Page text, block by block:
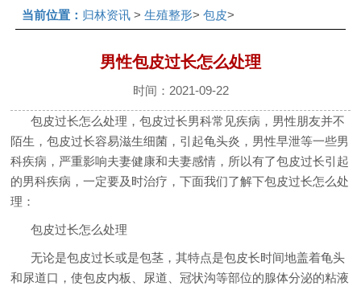
当前位置： 归林资讯> 生殖整形> 包皮>
男性包皮过长怎么处理
时间：2021-09-22
包皮过长怎么处理，包皮过长男科常见疾病，男性朋友并不
陌生，包皮过长容易滋生细菌，引起龟头炎，男性早泄等一些男
科疾病，严重影响夫妻健康和夫妻感情，所以有了包皮过长引起
的男科疾病，一定要及时治疗，下面我们了解下包皮过长怎么处
理：
包皮过长怎么处理
无论是包皮过长或是包茎，其特点是包皮长时间地盖着龟头
和尿道口，使包皮内板、尿道、冠状沟等部位的腺体分泌的粘液